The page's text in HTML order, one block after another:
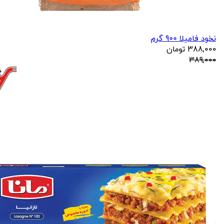
نخود فامیلا 900 گرم
388,000 تومان
389,000